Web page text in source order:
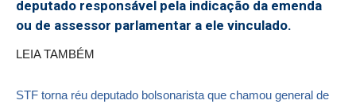
deputado responsável pela indicação da emenda
ou de assessor parlamentar a ele vinculado.
LEIA TAMBÉM
STF torna réu deputado bolsonarista que chamou general de